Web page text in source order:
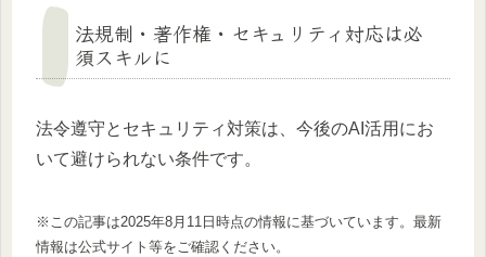
法規制・著作権・セキュリティ対応は必
須スキルに
法令遵守とセキュリティ対策は、今後のAI活用にお
いて避けられない条件です。
※この記事は2025年8月11日時点の情報に基づいています。最新
情報は公式サイト等をご確認ください。